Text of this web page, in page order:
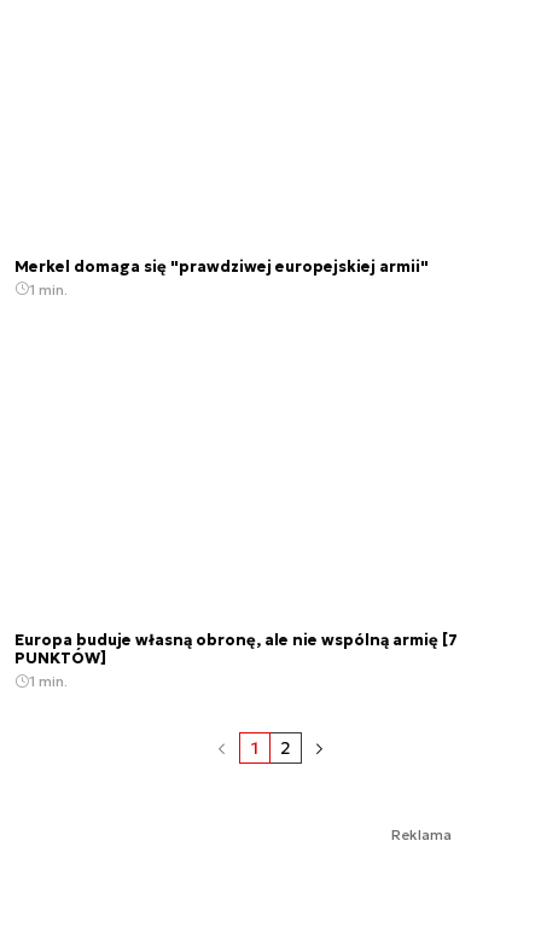
Merkel domaga się "prawdziwej europejskiej armii"
1 min.
Europa buduje własną obronę, ale nie wspólną armię [7
PUNKTÓW]
1 min.
1 2
Reklama